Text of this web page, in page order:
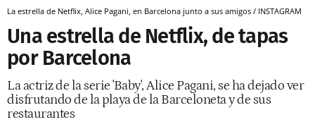
La estrella de Netflix, Alice Pagani, en Barcelona junto a sus amigos / INSTAGRAM
Una estrella de Netflix, de tapas
por Barcelona
La actriz de la serie 'Baby', Alice Pagani, se ha dejado ver
disfrutando de la playa de la Barceloneta y de sus
restaurantes